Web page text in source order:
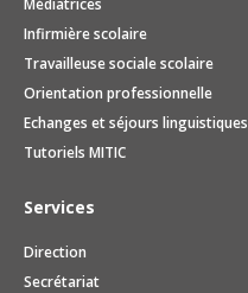
Infirmière scolaire
Travailleuse sociale scolaire
Orientation professionnelle
Echanges et séjours linguistiques
Tutoriels MITIC
Services
Direction
Secrétariat